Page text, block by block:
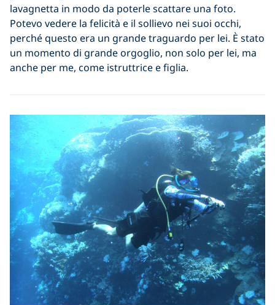
lavagnetta in modo da poterle scattare una foto.
Potevo vedere la felicità e il sollievo nei suoi occhi,
perché questo era un grande traguardo per lei. È stato
un momento di grande orgoglio, non solo per lei, ma
anche per me, come istruttrice e figlia.